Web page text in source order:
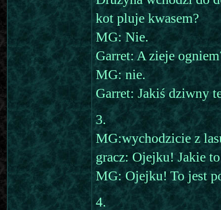
kot pluje kwasem?
MG: Nie.
Garret: A zieje
MG: nie.
Garret: Jakiś dziwny
3.
MG:wychodzicie z
gracz: Ojejku! Jakie
MG: Ojejku! To jest
4.